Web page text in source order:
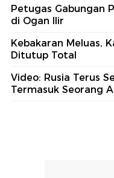
Petugas Gabungan
di Ogan Ilir
Kebakaran Meluas,
Ditutup Total
Video: Rusia Terus
Termasuk Seorang